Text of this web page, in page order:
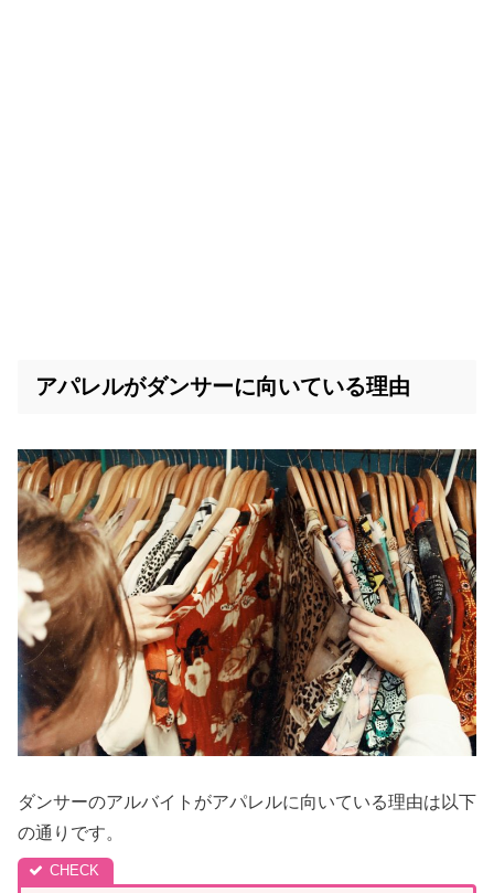
アパレルがダンサーに向いている理由
ダンサーのアルバイトがアパレルに向いている理由は以下
の通りです。